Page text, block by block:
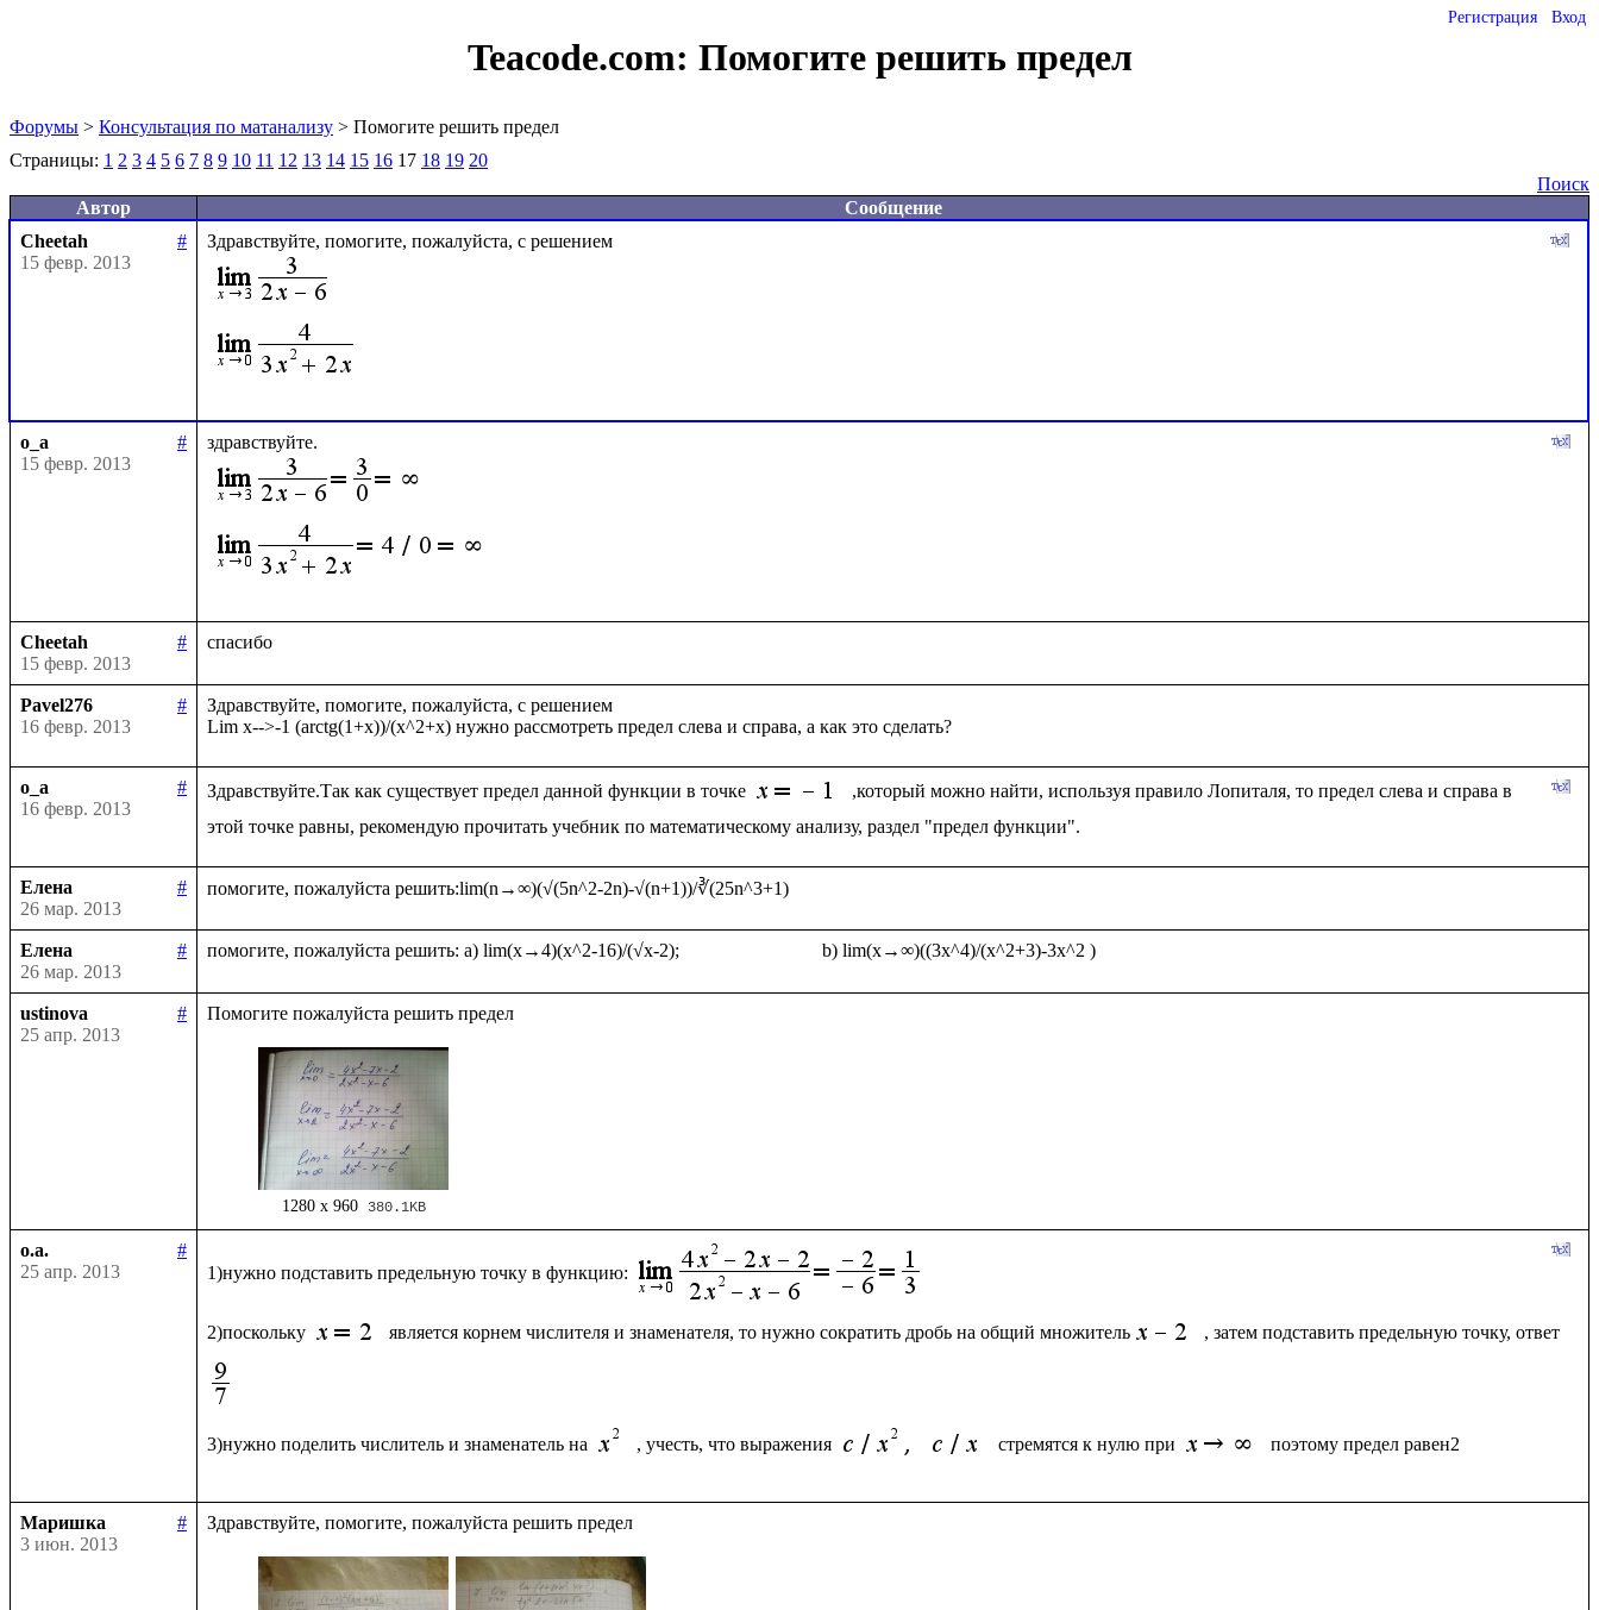
Регистрация Вход
Teacode.com: Помогите решить предел
Форумы > Консультация по матанализу > Помогите решить предел
Страницы: 1 2 3 4 5 6 7 8 9 10 11 12 13 14 15 16 17 18 19 20
Поиск
Автор
Сообщение
Cheetah
#
15 февр. 2013
o_a
#
15 февр. 2013
Cheetah
#
15 февр. 2013
Pavel276
#
16 февр. 2013
Здравствуйте, помогите, пожалуйста, с решением
o_a
#
16 февр. 2013
Здравствуйте.Так как существует предел данной функции в точке
,который можно найти, используя правило Лопиталя, то предел слева и справа в
Елена
#
26 мар. 2013
Елена
#
26 мар. 2013
ustinova
#
25 апр. 2013
1280 x 960 380.1KB
o.a.
#
25 апр. 2013
1)нужно подставить предельную точку в функцию:
2)поскольку является корнем числителя и знаменателя, то нужно сократить дробь на общий множитель , затем подставить предельную точку, ответ
3)нужно поделить числитель и знаменатель на , учесть, что выражения стремятся к нулю при
Маришка
#
3 июн. 2013